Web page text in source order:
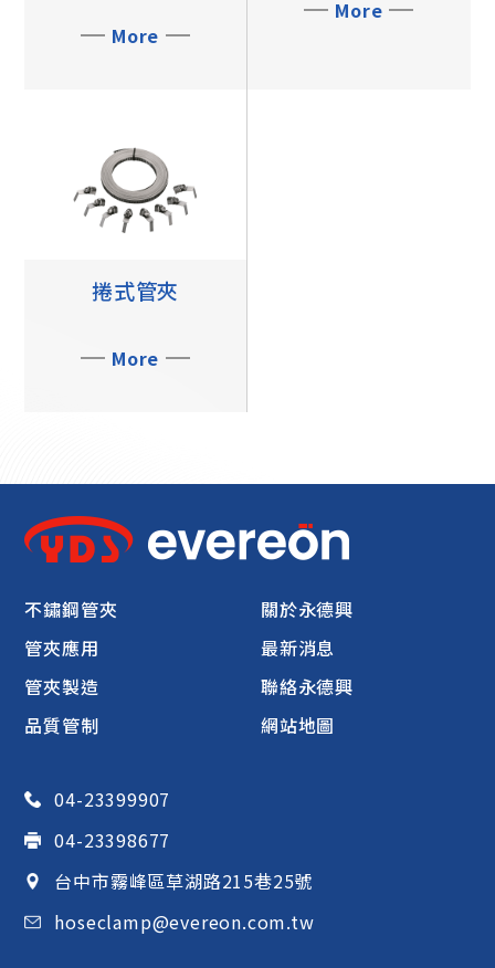
More
More
捲式管夾
More
不鏽鋼管夾
管夾應用
管夾製造
品質管制
關於永德興
最新消息
聯絡永德興
網站地圖
04-23399907
04-23398677
台中市霧峰區草湖路215巷25號
hoseclamp@evereon.com.tw